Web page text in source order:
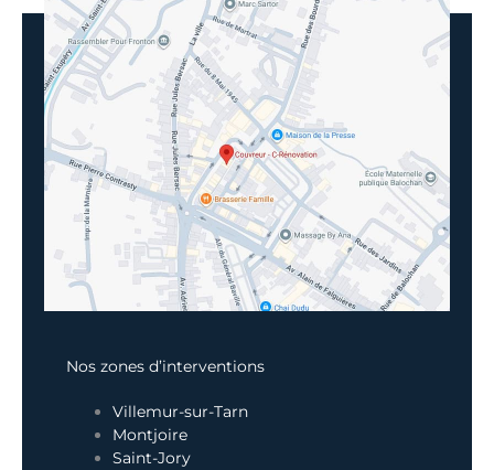
Nos zones d’interventions
Villemur-sur-Tarn
Montjoire
Saint-Jory